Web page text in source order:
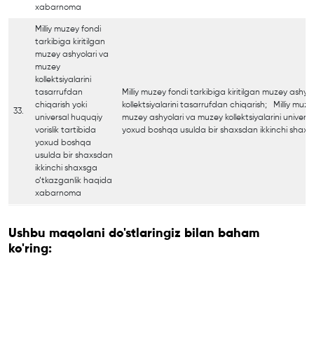
xabarnoma
33.
Milliy muzey fondi
tarkibiga kiritilgan
muzey ashyolari va
muzey
kollektsiyalarini
tasarrufdan
chiqarish yoki
universal huquqiy
vorislik tartibida
yoxud boshqa
usulda bir shaxsdan
ikkinchi shaxsga
o’tkazganlik haqida
xabarnoma
Milliy muzey fondi tarkibiga kiritilgan muzey
kollektsiyalarini tasarrufdan chiqarish; Milliy
muzey ashyolari va muzey kollektsiyalarini
yoxud boshqa usulda bir shaxsdan ikkinchi
Ushbu maqolani do'stlaringiz bilan baham
ko'ring: